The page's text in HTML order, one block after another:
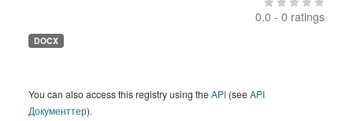
0.0 - 0 ratings
DOCX
You can also access this registry using theAPI (seeAPI
Документтер).